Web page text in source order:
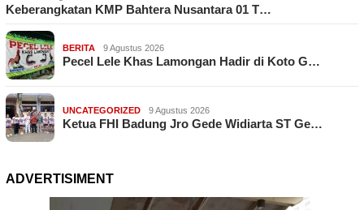
Keberangkatan KMP Bahtera Nusantara 01 T…
BERITA 9 Agustus 2026
Pecel Lele Khas Lamongan Hadir di Koto G…
UNCATEGORIZED 9 Agustus 2026
Ketua FHI Badung Jro Gede Widiarta ST Ge…
ADVERTISIMENT